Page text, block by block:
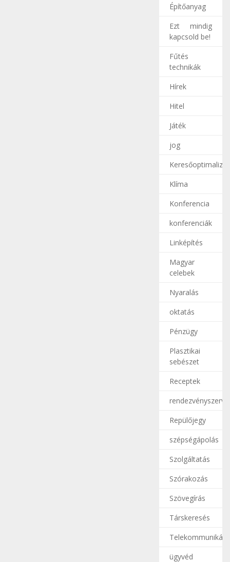
Építőanyag
Ezt mindig
kapcsold be!
Fűtés
technikák
Hírek
Hitel
Játék
jog
Klíma
Konferencia
konferenciák
Linképítés
Magyar
celebek
Nyaralás
oktatás
Pénzügy
Plasztikai
sebészet
Receptek
Repülőjegy
szépségápolás
Szolgáltatás
Szórakozás
Szövegírás
Társkeresés
ügyvéd